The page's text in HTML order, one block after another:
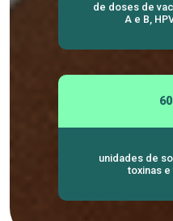
de doses de
A e B,
unidades de
toxinas e